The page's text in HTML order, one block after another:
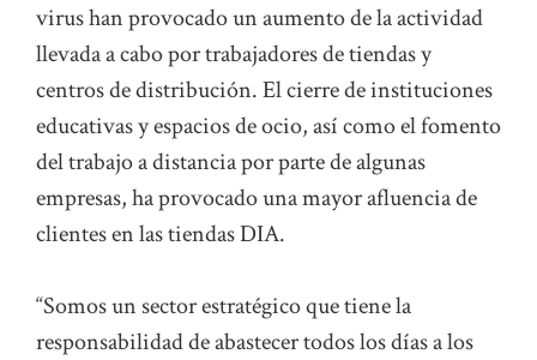
virus han provocado un aumento de la actividad
llevada a cabo por trabajadores de tiendas y
centros de distribución. El cierre de instituciones
educativas y espacios de ocio, así como el fomento
del trabajo a distancia por parte de algunas
empresas, ha provocado una mayor afluencia de
clientes en las tiendas DIA.
“Somos un sector estratégico que tiene la
responsabilidad de abastecer todos los días a los